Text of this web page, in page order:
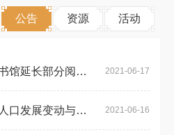
公告 资源 活动
2021-06-17
关于期末考试期间图书馆延长部分阅览室开放时间的通知
2021-06-16
【北配楼讲座】中国人口发展变动与趋势：七普数据解读